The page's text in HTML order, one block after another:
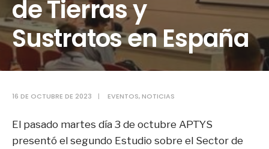
de Tierras y
Sustratos en España
16 DE OCTUBRE DE 2023 | EVENTOS, NOTICIAS
El pasado martes día 3 de octubre APTYS
presentó el segundo Estudio sobre el Sector de